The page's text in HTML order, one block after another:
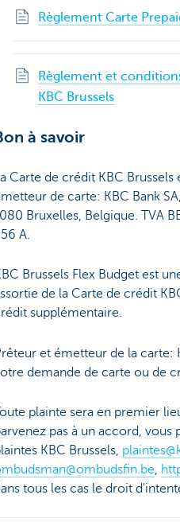
Règlement Carte
Règlement et
KBC Brussels
à savoir
Carte de crédit KBC
de carte: KBC Bank
Bruxelles, Belgique. TVA
A.
Brussels Flex Budget est
de la Carte de crédit
supplémentaire.
et émetteur de la carte:
demande de carte ou de
plainte sera en premier
pas à un accord, vous
KBC Brussels,
,
tous les cas le droit